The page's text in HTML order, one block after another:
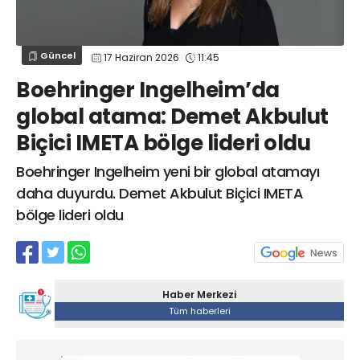
Güncel 17 Haziran 2026 11:45
Boehringer Ingelheim’da
global atama: Demet Akbulut
Biçici IMETA bölge lideri oldu
Boehringer Ingelheim yeni bir global atamayı
daha duyurdu. Demet Akbulut Biçici IMETA
bölge lideri oldu
Haber Merkezi
Tüm haberleri
GÖZ HASTALIKLARI
GASTROENTEROLOJİ
ÇOCUK SAĞLIĞI VE HASTALIKLARI
GENEL CERRAHİ
SENDİKALAR
GÖGÜS HASTALIKLARI
DERMATOLOJİ
ORTOPEDİ VE TRAVMATOLOJİ
DAHİLİYE
FİZİK TEDAVİ VE REHABİLİTASYON
Web TV Galeri
sagliktabugun@gmail.com